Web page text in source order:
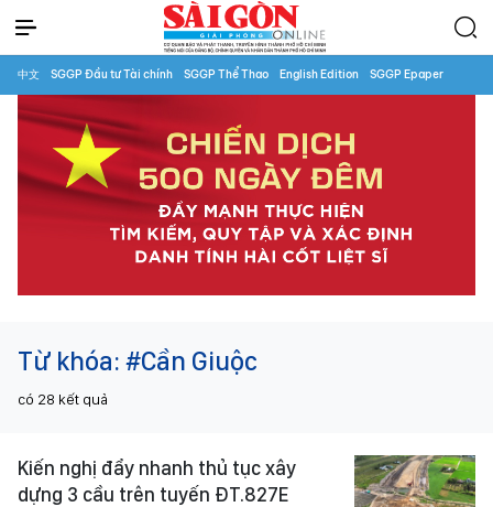
中文 SGGP Đầu tư Tài chính SGGP Thể Thao English Edition SGGP Epaper
Từ khóa: #Cần Giuộc
có 28 kết quả
Kiến nghị đẩy nhanh thủ tục xây
dựng 3 cầu trên tuyến ĐT.827E